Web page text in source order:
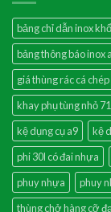
bảng chỉ dẫn inox
bảng thông báo inox
giá thùng rác cá chép
khay phụ tùng nhỏ
kệ dụng cụ a9
kệ
phi 30l có đai nhựa
phuy nhựa
phuy
thùng chở hàng cỡ